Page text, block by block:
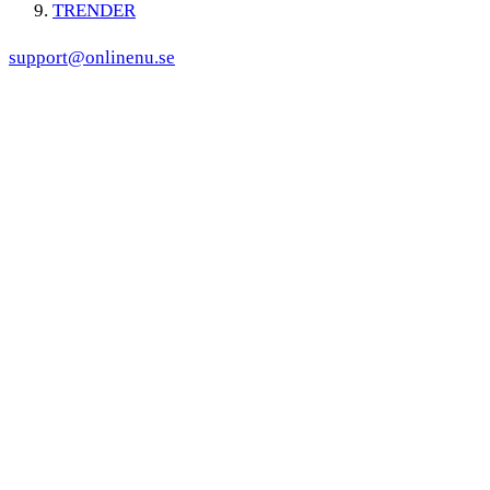
TRENDER
support@onlinenu.se